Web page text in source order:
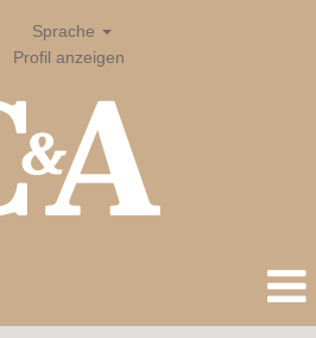
Sprache
Profil anzeigen